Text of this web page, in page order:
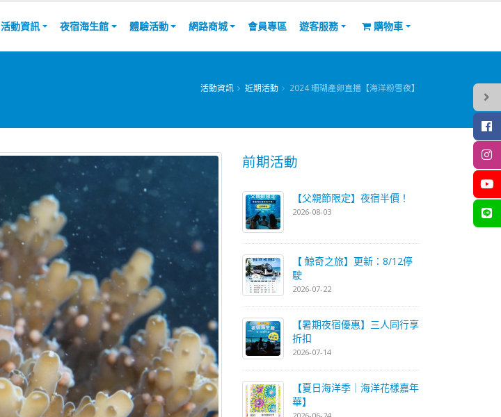
活動資訊 夜宿海生館 體驗活動 網路商城 會員專區 遊客服務 購物車
活動資訊 近期活動 2024 珊瑚產卵直播【海洋粉雪夜】
前期活動
【父親節限定】夜宿半價！
2026-08-03
【 鯨奇之旅】更新：8/12停
駛
2026-07-22
【暑期夜宿優惠】三人同行享
折扣
2026-07-14
【夏日海洋季｜海洋花樣嘉年
華】